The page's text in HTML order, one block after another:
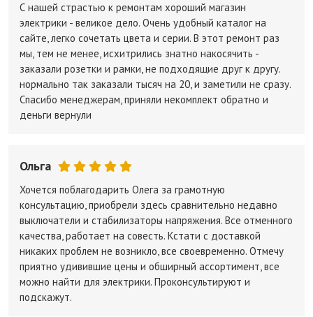
С нашей страстью к ремонтам хороший магазин
электрики - великое дело. Очень удобный каталог на
сайте, легко сочетать цвета и серии. В этот ремонт раз
мы, тем не менее, исхитрились знатно накосячить -
заказали розетки и рамки, не подходящие друг к другу.
нормально так заказали тысяч на 20, и заметили не сразу.
Спасибо менеджерам, приняли некомплект обратно и
деньги вернули
Ольга
Хочется поблагодарить Олега за грамотную
консультацию, приобрели здесь сравнительно недавно
выключатели и стабилизаторы напряжения. Все отменного
качества, работает на совесть. Кстати с доставкой
никаких проблем не возникло, все своевременно. Отмечу
приятно удивившие цены и обширный ассортимент, все
можно найти для электрики. Проконсультируют и
подскажут.